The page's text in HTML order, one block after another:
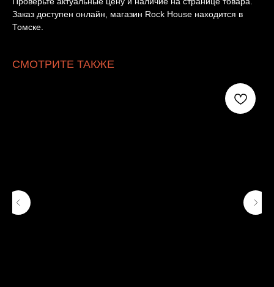
Заказ доступен онлайн, магазин Rock House находится в
Томске.
СМОТРИТЕ ТАКЖЕ